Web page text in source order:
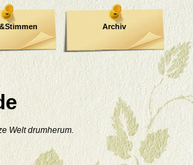
Welt drumherum.
Archiv